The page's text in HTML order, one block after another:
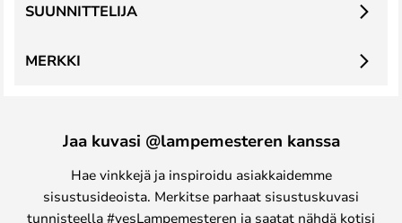
SUUNNITTELIJA
MERKKI
Jaa kuvasi @lampemesteren kanssa
Hae vinkkejä ja inspiroidu asiakkaidemme
sisustusideoista. Merkitse parhaat sisustuskuvasi
tunnisteella #yesLampemesteren ja saatat nähdä kotisi